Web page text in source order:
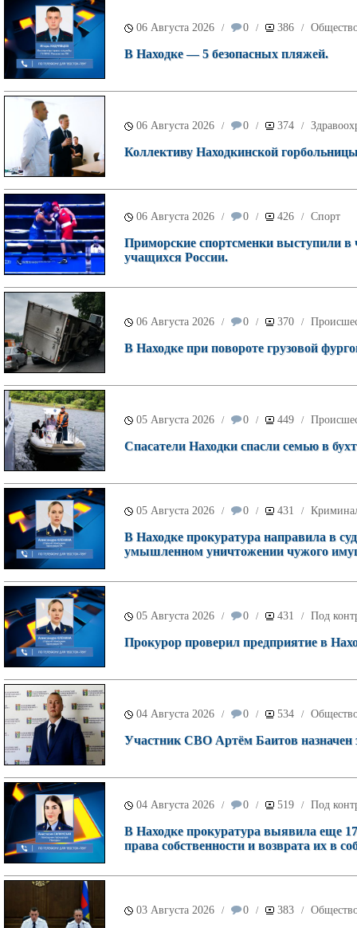
06 Августа 2026 / 0 / 386 /
В Находке — 5 безопасных пляжей.
06 Августа 2026 / 0 / 374 /
Коллективу Находкинской
06 Августа 2026 / 0 / 426 / Спорт
Приморские спортсменки выступили в
учащихся России.
06 Августа 2026 / 0 / 370 /
В Находке при повороте грузовой
05 Августа 2026 / 0 / 449 /
Спасатели Находки спасли семью в
05 Августа 2026 / 0 / 431 /
В Находке прокуратура направила в
умышленном уничтожении чужого
05 Августа 2026 / 0 / 431 / Под
Прокурор проверил предприятие в
04 Августа 2026 / 0 / 534 /
Участник СВО Артём Баитов назначен
04 Августа 2026 / 0 / 519 / Под
В Находке прокуратура выявила еще
права собственности и возврата их в
03 Августа 2026 / 0 / 383 /